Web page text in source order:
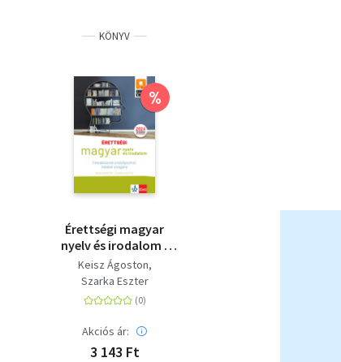
KÖNYV
%
Érettségi magyar
nyelv és irodalom -
Feladatsorok a
középszintű írásbeli
vizsgára - 2024-től
érvényes érettségi
szerint
Keisz Ágoston
Szarka Eszter
Akciós ár:
3 143 Ft